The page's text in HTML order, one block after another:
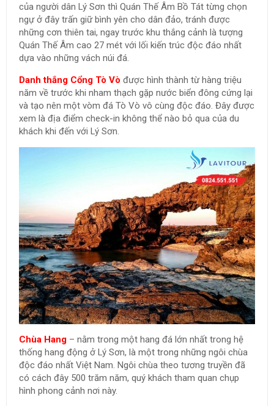
của người dân Lý Sơn thì Quán Thế Âm Bồ Tát từng chọn
ngự ở đây trấn giữ bình yên cho dân đảo, tránh được
những cơn thiên tai, ngay trước khu thắng cảnh là tượng
Quán Thế Âm cao 27 mét với lối kiến trúc độc đáo nhất
dựa vào những vách núi đá.
Danh thắng Cổng Tò Vò được hình thành từ hàng triệu
năm về trước khi nham thạch gặp nước biển đông cứng lại
và tạo nên một vòm đá Tò Vò vô cùng độc đáo. Đây được
xem là địa điểm check-in không thể nào bỏ qua của du
khách khi đến với Lý Sơn.
Chùa Hang – nằm trong một hang đá lớn nhất trong hệ
thống hang động ở Lý Sơn, là một trong những ngôi chùa
độc đáo nhất Việt Nam. Ngôi chùa theo tương truyền đã
có cách đây 500 trăm năm, quý khách tham quan chụp
hình phong cảnh nơi này.